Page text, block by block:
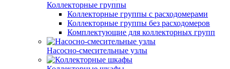
Коллекторные группы
Коллекторные группы с расходомерами
Коллекторные группы без расходомеров
Комплектующие для коллекторных групп
Насосно-смесительные узлы